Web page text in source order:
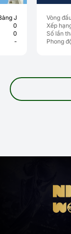
Xếp hạng thế giới
Số lần tham gia